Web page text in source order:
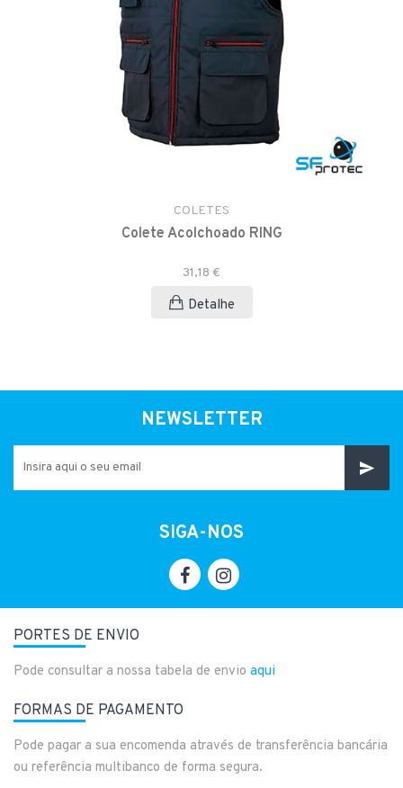
COLETES
Colete Acolchoado RING
31,18 €
Detalhe
NEWSLETTER
SIGA-NOS
PORTES DE ENVIO
Pode consultar a nossa tabela de envio aqui
FORMAS DE PAGAMENTO
Pode pagar a sua encomenda através de transferência bancária
ou referência multibanco de forma segura.